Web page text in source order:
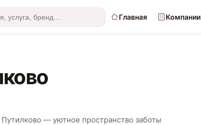
Главная Компании
— уютное пространство заботы